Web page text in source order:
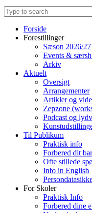
Forside
Forestillinger
Sæson 2026/27
Events &
Arkiv
Aktuelt
Oversigt
Arrangementer
Artikler og
Zepzone
Podcast og
Til Publikum
Praktisk info
Forbered dit
Ofte stillede
Info in English
For Skoler
Praktisk Info
Forbered dine